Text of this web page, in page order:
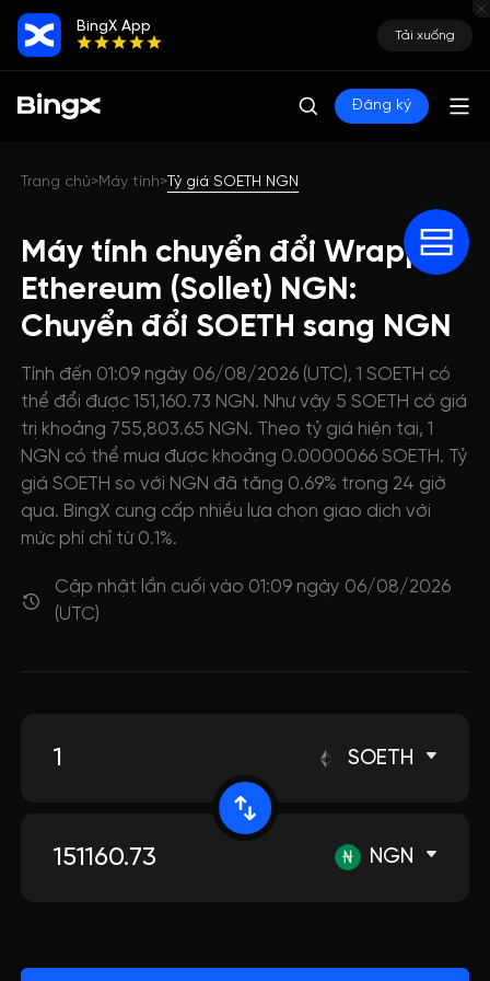
BingX App
Tải xuống
Đăng ký
Trang chủ>Máy tính>Tỷ giá SOETH NGN
Máy tính chuyển đổi Wrapped
Ethereum (Sollet) NGN:
Chuyển đổi SOETH sang NGN
Tính đến 01:09 ngày 06/08/2026 (UTC), 1 SOETH có
thể đổi được 151,160.73 NGN. Như vậy 5 SOETH có giá
trị khoảng 755,803.65 NGN. Theo tỷ giá hiện tại, 1
NGN có thể mua được khoảng 0.0000066 SOETH. Tỷ
giá SOETH so với NGN đã tăng 0.69% trong 24 giờ
qua. BingX cung cấp nhiều lựa chọn giao dịch với
mức phí chỉ từ 0.1%.
Cập nhật lần cuối vào 01:09 ngày 06/08/2026
(UTC)
SOETH
NGN